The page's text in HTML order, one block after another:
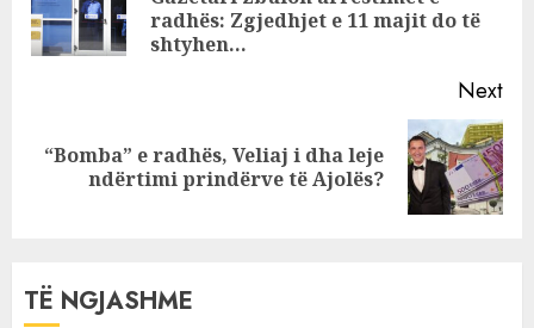
mister fati i
qindra
radhës: Zgjedhjet e 11 majit do të
shtyhen…
Next
Next
“Bomba” e radhës, Veliaj i dha leje
ndërtimi prindërve të Ajolës?
TË NGJASHME